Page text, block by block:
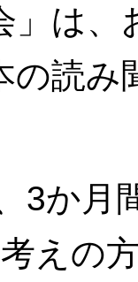
」は
の読
3か月
えの